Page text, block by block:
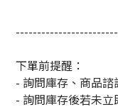
下單前提醒：
- 詢問庫存、商品諮
- 詢問庫存後若未